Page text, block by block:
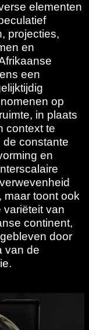
elementen
projecties,
en
een
op
in plaats
context te
de constante
en
maar toont ook
variëteit van
continent,
door
van de